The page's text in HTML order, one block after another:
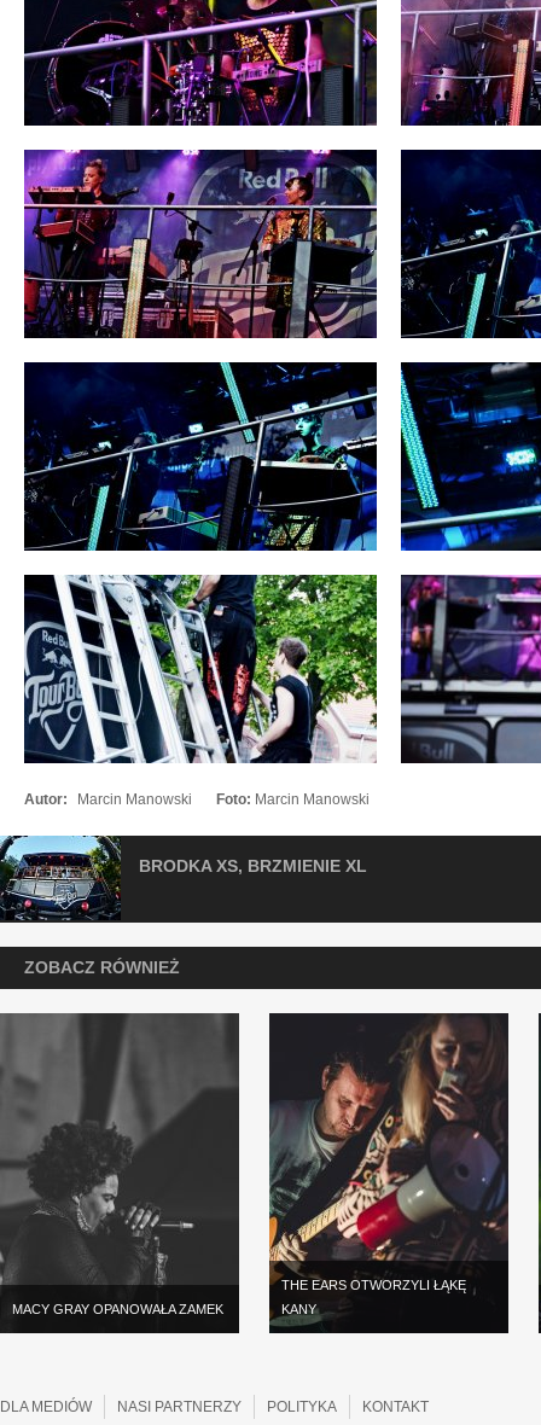
Autor: Marcin Manowski Foto: Marcin Manowski
BRODKA XS, BRZMIENIE XL
ZOBACZ RÓWNIEŻ
MACY GRAY OPANOWAŁA ZAMEK
THE EARS OTWORZYLI ŁĄKĘ
KANY
DLA MEDIÓW NASI PARTNERZY POLITYKA KONTAKT